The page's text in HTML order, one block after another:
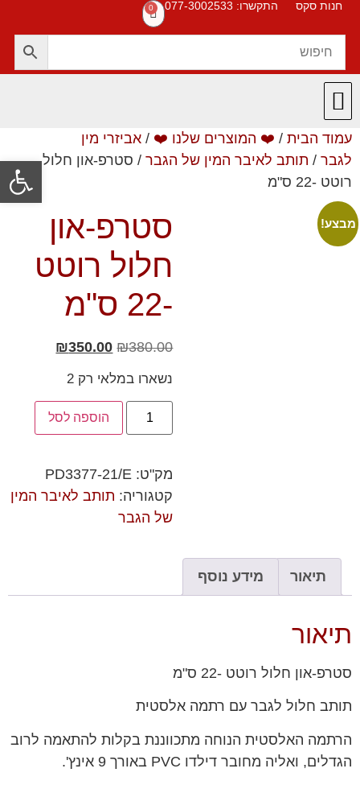
חנות סקס התקשרו: 077-3002533 0
עמוד הבית / ❤️ המוצרים שלנו ❤️ / אביזרי מין
לגבר / תותב לאיבר המין של הגבר / סטרפ-און חלול
רוטט -22 ס"מ
מבצע!
סטרפ-און
חלול רוטט
-22 ס"מ
₪380.00
₪350.00
נשארו במלאי רק 2
הוספה לסל
מק"ט: PD3377-21/E
קטגוריה: תותב לאיבר המין
של הגבר
תיאור מידע נוסף
תיאור
סטרפ-און חלול רוטט -22 ס"מ
תותב חלול לגבר עם רתמה אלסטית
הרתמה האלסטית הנוחה מתכווננת בקלות להתאמה לרוב
הגדלים, ואליה מחובר דילדו PVC באורך 9 אינץ'.
פתח